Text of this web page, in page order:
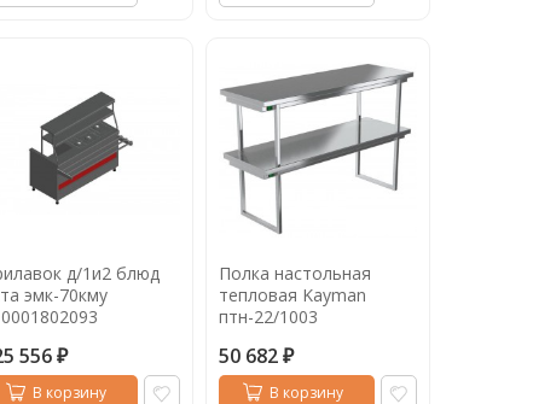
д/1и2 блюд
эмк-70кму
556 ₽
В корзину
Полка настольная
тепловая Kayman
птн-22/1003
50 682 ₽
В корзину